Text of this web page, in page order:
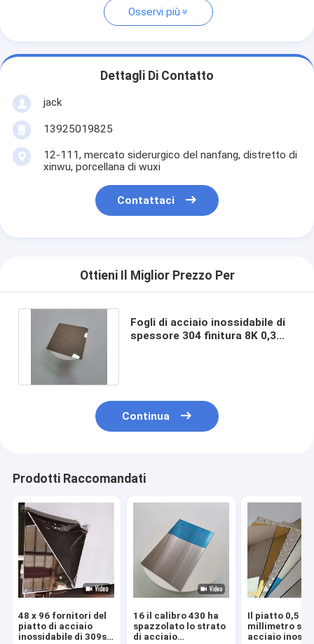
Osservi più
Dettagli Di Contatto
jack
13925019825
12-111, mercato siderurgico del nanfang, distretto di
xinwu, porcellana di wuxi
Contattaci
Ottieni Il Miglior Prezzo Per
Fogli di acciaio inossidabile di
spessore 304 finitura 8K 0,3
Continua
Prodotti Raccomandati
48 x 96 fornitori del
piatto di acciaio
inossidabile di 309s
16 il calibro 430 ha
spazzolato lo strato
di acciaio
Il piatto 0,5 il
millimetro ss
acciaio